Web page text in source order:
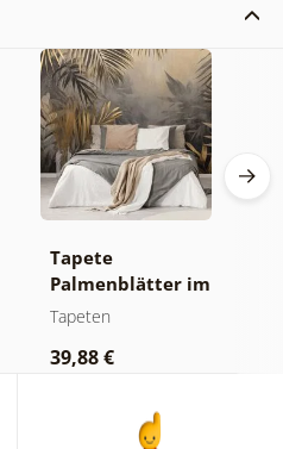
Tapete
Palmenblätter im
Dschungel
Tapeten
39,88 €